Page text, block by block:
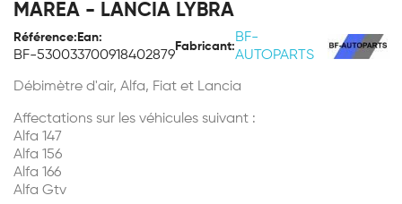
MAREA - LANCIA LYBRA
Référence:
BF-53003
Ean:
3700918402879
Fabricant:
BF-
AUTOPARTS
Débimètre d'air, Alfa, Fiat et Lancia
Affectations sur les véhicules suivant :
Alfa 147
Alfa 156
Alfa 166
Alfa Gtv